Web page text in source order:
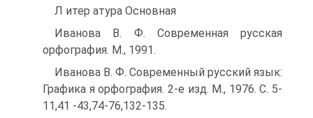
Л итер атура Основная
Иванова В. Ф. Современная русская
орфография. М., 1991.
Иванова В. Ф. Современный русский язык:
Графика я орфография. 2-е изд. М., 1976. С. 5-
11,41 -43,74-76,132-135.